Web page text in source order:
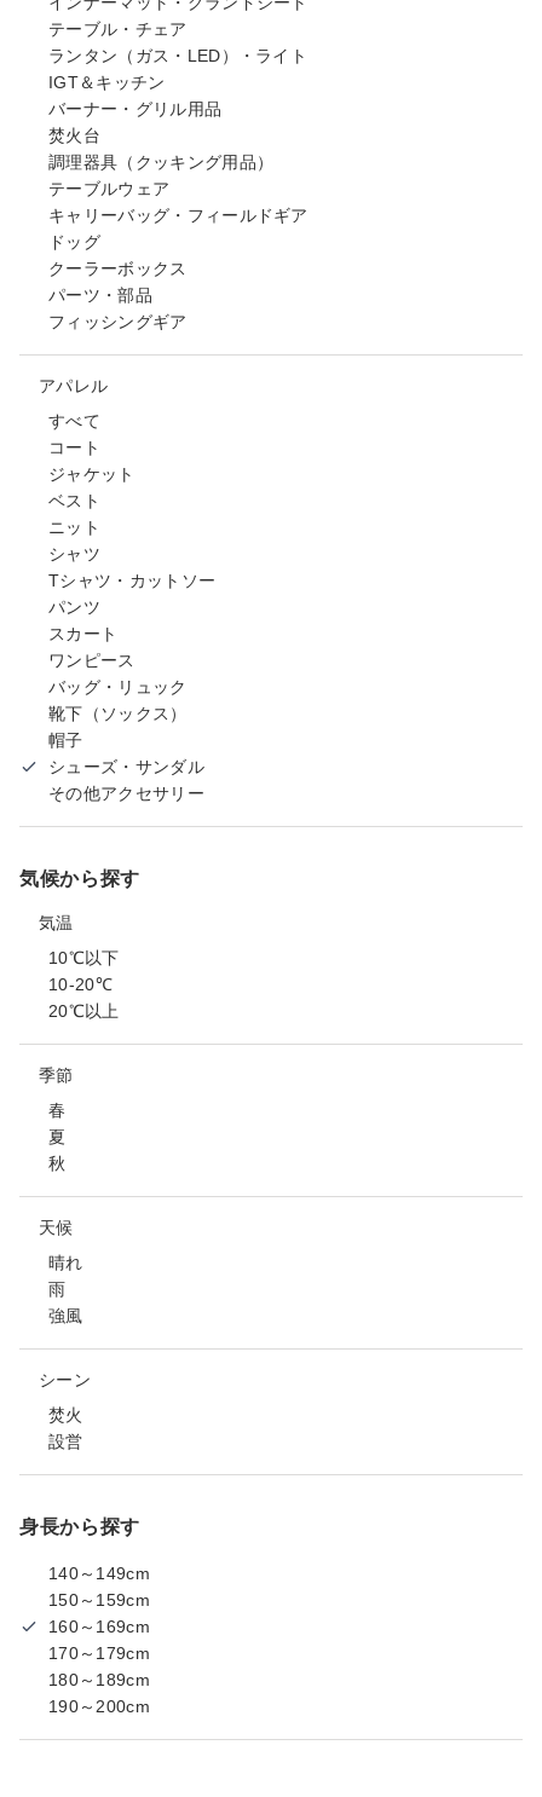
テーブル・チェア
ランタン（ガス・LED）・ライト
IGT＆キッチン
バーナー・グリル用品
焚火台
調理器具（クッキング用品）
テーブルウェア
キャリーバッグ・フィールドギア
ドッグ
クーラーボックス
パーツ・部品
フィッシングギア
アパレル
すべて
コート
ジャケット
ベスト
ニット
シャツ
Tシャツ・カットソー
パンツ
スカート
ワンピース
バッグ・リュック
靴下（ソックス）
帽子
シューズ・サンダル
その他アクセサリー
気候から探す
気温
10℃以下
10-20℃
20℃以上
季節
春
夏
秋
天候
晴れ
雨
強風
シーン
焚火
設営
身長から探す
140～149cm
150～159cm
160～169cm
170～179cm
180～189cm
190～200cm